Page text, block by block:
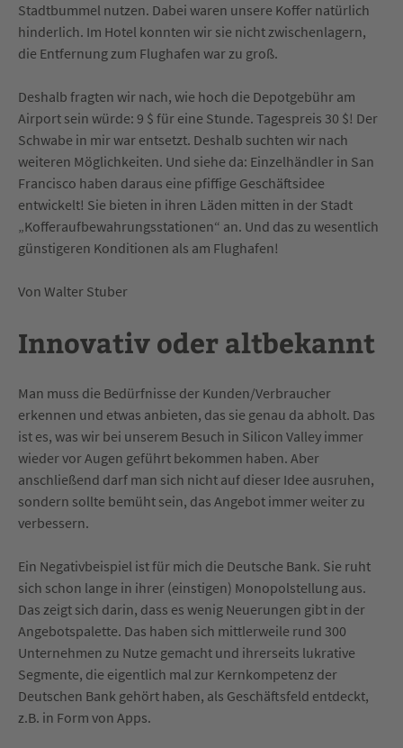
Stadtbummel nutzen. Dabei waren unsere Koffer natürlich
hinderlich. Im Hotel konnten wir sie nicht zwischenlagern,
die Entfernung zum Flughafen war zu groß.
Deshalb fragten wir nach, wie hoch die Depotgebühr am
Airport sein würde: 9 $ für eine Stunde. Tagespreis 30 $! Der
Schwabe in mir war entsetzt. Deshalb suchten wir nach
weiteren Möglichkeiten. Und siehe da: Einzelhändler in San
Francisco haben daraus eine pfiffige Geschäftsidee
entwickelt! Sie bieten in ihren Läden mitten in der Stadt
„Kofferaufbewahrungsstationen“ an. Und das zu wesentlich
günstigeren Konditionen als am Flughafen!
Von Walter Stuber
Innovativ oder altbekannt
Man muss die Bedürfnisse der Kunden/Verbraucher
erkennen und etwas anbieten, das sie genau da abholt. Das
ist es, was wir bei unserem Besuch in Silicon Valley immer
wieder vor Augen geführt bekommen haben. Aber
anschließend darf man sich nicht auf dieser Idee ausruhen,
sondern sollte bemüht sein, das Angebot immer weiter zu
verbessern.
Ein Negativbeispiel ist für mich die Deutsche Bank. Sie ruht
sich schon lange in ihrer (einstigen) Monopolstellung aus.
Das zeigt sich darin, dass es wenig Neuerungen gibt in der
Angebotspalette. Das haben sich mittlerweile rund 300
Unternehmen zu Nutze gemacht und ihrerseits lukrative
Segmente, die eigentlich mal zur Kernkompetenz der
Deutschen Bank gehört haben, als Geschäftsfeld entdeckt,
z.B. in Form von Apps.